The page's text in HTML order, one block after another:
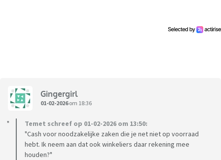
Gingergirl
01-02-2026om 18:36
Temet schreef op 01-02-2026 om 13:50:
"Cash voor noodzakelijke zaken die je net niet op voorraad
hebt. Ik neem aan dat ook winkeliers daar rekening mee
houden?"